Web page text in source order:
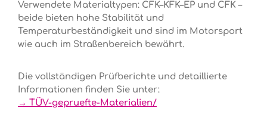
Verwendete Materialtypen: CFK–KFK–EP und CFK –
beide bieten hohe Stabilität und
Temperaturbeständigkeit und sind im Motorsport
wie auch im Straßenbereich bewährt.
Die vollständigen Prüfberichte und detaillierte
Informationen finden Sie unter:
→ TÜV-gepruefte-Materialien/